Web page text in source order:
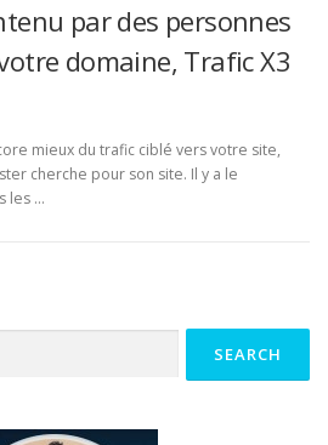
par des personnes
domaine, Trafic X3
mieux du trafic ciblé vers votre site,
cherche pour son site. Il y a le
les …